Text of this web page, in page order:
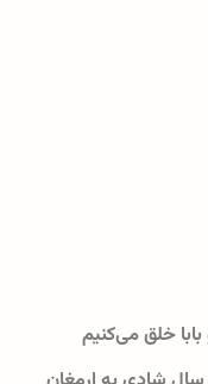
بابا خلق می‌کنیم